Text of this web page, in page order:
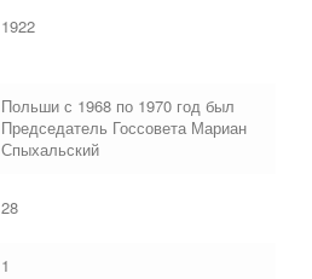
1922
Польши с 1968 по 1970 год был
Председатель Госсовета Мариан
Спыхальский
28
1